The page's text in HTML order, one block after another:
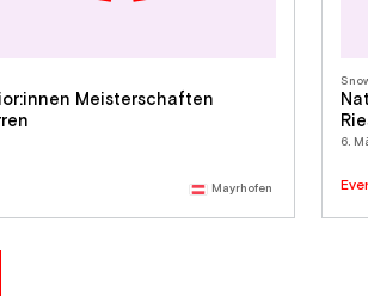
Meisterschaften
Mayrhofen
6.